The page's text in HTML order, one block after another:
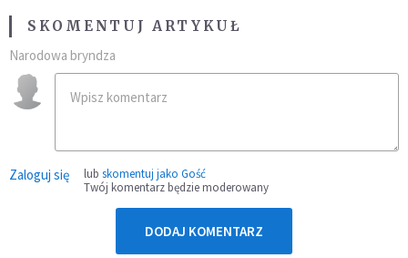
SKOMENTUJ ARTYKUŁ
Narodowa bryndza
Zaloguj się lub skomentuj jako Gość
Twój komentarz będzie moderowany
DODAJ KOMENTARZ